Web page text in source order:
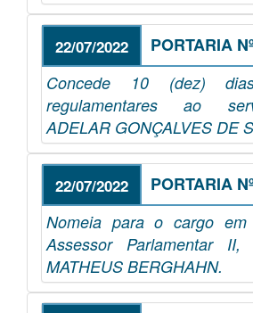
22/07/2022 PORTARIA
Concede 10 (dez)
regulamentares ao
ADELAR GONÇALVES DE
22/07/2022 PORTARIA
Nomeia para o cargo em
Assessor Parlamentar
MATHEUS BERGHAHN.